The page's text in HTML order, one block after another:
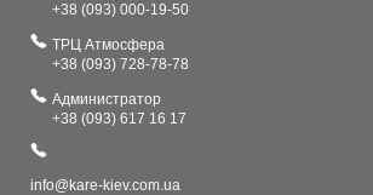
+38 (093) 000-19-50
ТРЦ Атмосфера
+38 (093) 728-78-78
Администратор
+38 (093) 617 16 17
info@kare-kiev.com.ua